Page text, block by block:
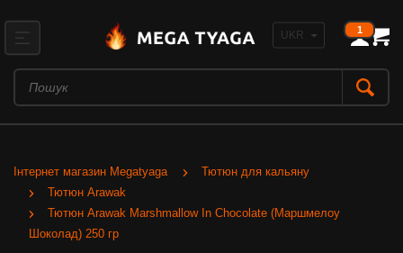
1
Інтернет магазин Megatyaga
Тютюн для кальяну
Тютюн Arawak
Тютюн Arawak Marshmallow In Chocolate (Маршмелоу
Шоколад) 250 гр